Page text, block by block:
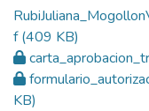
f(409 KB)
KB)